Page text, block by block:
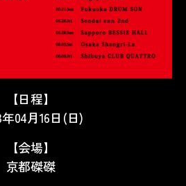
【日程】
年04月16日(日)
【会場】
京都磔磔